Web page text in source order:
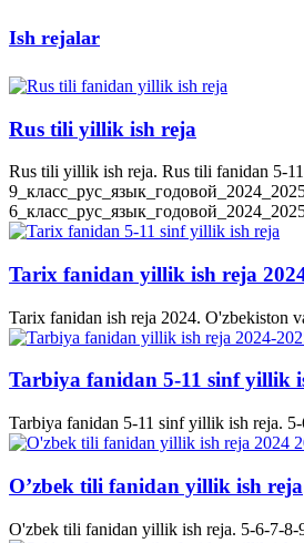
Ish rejalar
Rus tili yillik ish reja
Rus tili yillik ish reja. Rus tili fanidan 5-
Tarix fanidan yillik ish reja
Tarix fanidan ish reja 2024. O'zbekiston
Tarbiya fanidan 5-11 sinf yillik
Tarbiya fanidan 5-11 sinf yillik ish reja.
O’zbek tili fanidan yillik ish reja
O'zbek tili fanidan yillik ish reja. 5-6-7-